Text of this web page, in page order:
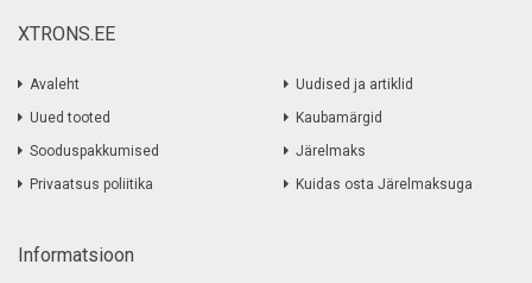
XTRONS.EE
Avaleht
Uued tooted
Sooduspakkumised
Privaatsus poliitika
Uudised ja artiklid
Kaubamärgid
Järelmaks
Kuidas osta Järelmaksuga
Informatsioon